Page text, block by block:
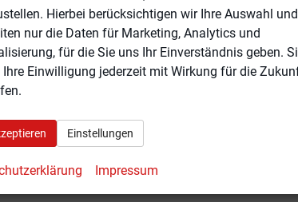
Hierbei berücksichtigen wir Ihre Auswahl und
nur die Daten für Marketing, Analytics und
für die Sie uns Ihr Einverständnis geben.
Ihre Einwilligung jederzeit mit Wirkung für die
Einstellungen
Impressum